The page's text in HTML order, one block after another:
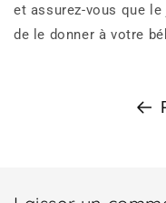
et assurez-vous que
de le donner à votre